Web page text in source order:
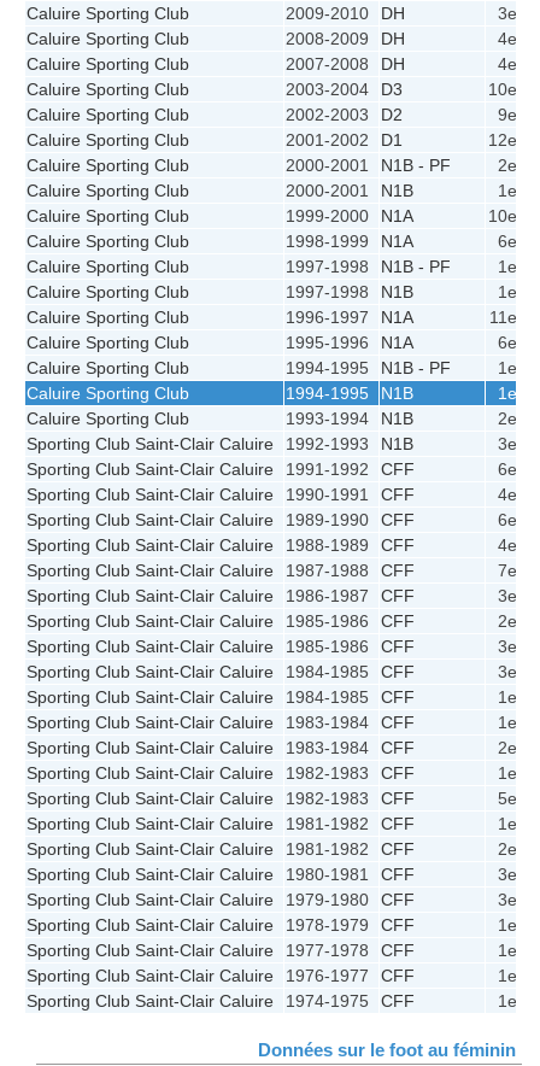
Caluire Sporting Club
2009-2010 DH 3e
Caluire Sporting Club
2008-2009 DH 4e
Caluire Sporting Club
2007-2008 DH 4e
Caluire Sporting Club
2003-2004 D3 10e
Caluire Sporting Club
2002-2003 D2 9e
Caluire Sporting Club
2001-2002 D1 12e
Caluire Sporting Club
2000-2001 N1B - PF 2e
Caluire Sporting Club
2000-2001 N1B 1e
Caluire Sporting Club
1999-2000 N1A 10e
Caluire Sporting Club
1998-1999 N1A 6e
Caluire Sporting Club
1997-1998 N1B - PF 1e
Caluire Sporting Club
1997-1998 N1B 1e
Caluire Sporting Club
1996-1997 N1A 11e
Caluire Sporting Club
1995-1996 N1A 6e
Caluire Sporting Club
1994-1995 N1B - PF 1e
Caluire Sporting Club
1994-1995 N1B 1e
Caluire Sporting Club
1993-1994 N1B 2e
Sporting Club Saint-Clair Caluire
1992-1993 N1B 3e
Sporting Club Saint-Clair Caluire
1991-1992 CFF 6e
Sporting Club Saint-Clair Caluire
1990-1991 CFF 4e
Sporting Club Saint-Clair Caluire
1989-1990 CFF 6e
Sporting Club Saint-Clair Caluire
1988-1989 CFF 4e
Sporting Club Saint-Clair Caluire
1987-1988 CFF 7e
Sporting Club Saint-Clair Caluire
1986-1987 CFF 3e
Sporting Club Saint-Clair Caluire
1985-1986 CFF 2e
Sporting Club Saint-Clair Caluire
1985-1986 CFF 3e
Sporting Club Saint-Clair Caluire
1984-1985 CFF 3e
Sporting Club Saint-Clair Caluire
1984-1985 CFF 1e
Sporting Club Saint-Clair Caluire
1983-1984 CFF 1e
Sporting Club Saint-Clair Caluire
1983-1984 CFF 2e
Sporting Club Saint-Clair Caluire
1982-1983 CFF 1e
Sporting Club Saint-Clair Caluire
1982-1983 CFF 5e
Sporting Club Saint-Clair Caluire
1981-1982 CFF 1e
Sporting Club Saint-Clair Caluire
1981-1982 CFF 2e
Sporting Club Saint-Clair Caluire
1980-1981 CFF 3e
Sporting Club Saint-Clair Caluire
1979-1980 CFF 3e
Sporting Club Saint-Clair Caluire
1978-1979 CFF 1e
Sporting Club Saint-Clair Caluire
1977-1978 CFF 1e
Sporting Club Saint-Clair Caluire
1976-1977 CFF 1e
Sporting Club Saint-Clair Caluire
1974-1975 CFF 1e
Données sur le foot au féminin